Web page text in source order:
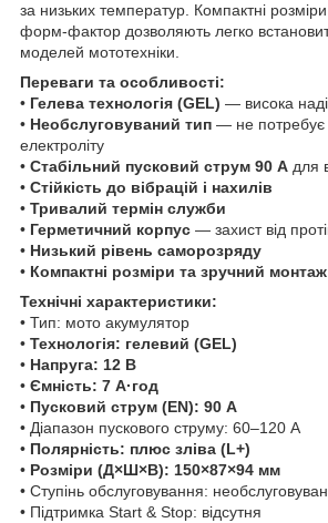
за низьких температур. Компактні
форм-фактор дозволяють легко
моделей мототехніки.
Переваги та особливості:
• Гелева технологія (GEL) — висока
• Необслуговуваний тип — не потребує
електроліту
• Стабільний пусковий струм 90 А для
• Стійкість до вібрацій і нахилів
• Тривалий термін служби
• Герметичний корпус — захист від
• Низький рівень саморозряду
• Компактні розміри та зручний монтаж
Технічні характеристики:
• Тип: мото акумулятор
• Технологія: гелевий (GEL)
• Напруга: 12 В
• Ємність: 7 А·год
• Пусковий струм (EN): 90 А
• Діапазон пускового струму: 60–120 А
• Полярність: плюс зліва (L+)
• Розміри (Д×Ш×В): 150×87×94 мм
• Ступінь обслуговування:
• Підтримка Start & Stop: відсутня